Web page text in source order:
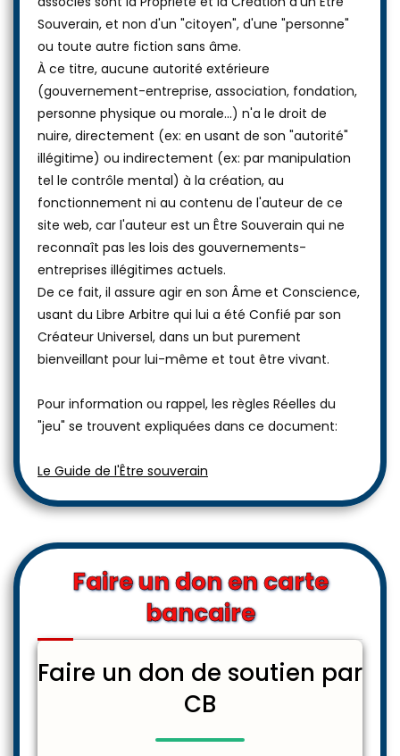
Souverain, et non d'un "citoyen", d'une "personne"
ou toute autre fiction sans âme.
À ce titre, aucune autorité extérieure
(gouvernement-entreprise, association, fondation,
personne physique ou morale...) n'a le droit de
nuire, directement (ex: en usant de son "autorité"
illégitime) ou indirectement (ex: par manipulation
tel le contrôle mental) à la création, au
fonctionnement ni au contenu de l'auteur de ce
site web, car l'auteur est un Être Souverain qui ne
reconnaît pas les lois des gouvernements-
entreprises illégitimes actuels.
De ce fait, il assure agir en son Âme et Conscience,
usant du Libre Arbitre qui lui a été Confié par son
Créateur Universel, dans un but purement
bienveillant pour lui-même et tout être vivant.
Pour information ou rappel, les règles Réelles du
"jeu" se trouvent expliquées dans ce document:
Le Guide de l'Être souverain
Faire un don en carte
bancaire
Faire un don de soutien par
CB